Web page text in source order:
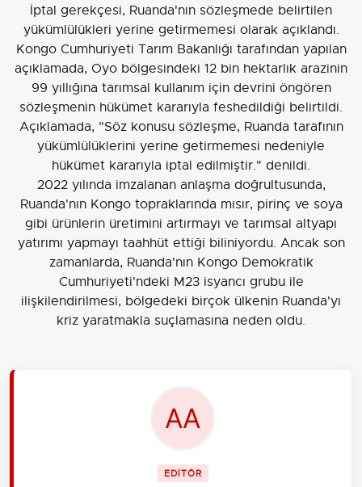
İptal gerekçesi, Ruanda'nın sözleşmede belirtilen
yükümlülükleri yerine getirmemesi olarak açıklandı.
Kongo Cumhuriyeti Tarım Bakanlığı tarafından yapılan
açıklamada, Oyo bölgesindeki 12 bin hektarlık arazinin
99 yıllığına tarımsal kullanım için devrini öngören
sözleşmenin hükümet kararıyla feshedildiği belirtildi.
Açıklamada, "Söz konusu sözleşme, Ruanda tarafının
yükümlülüklerini yerine getirmemesi nedeniyle
hükümet kararıyla iptal edilmiştir." denildi.
2022 yılında imzalanan anlaşma doğrultusunda,
Ruanda'nın Kongo topraklarında mısır, pirinç ve soya
gibi ürünlerin üretimini artırmayı ve tarımsal altyapı
yatırımı yapmayı taahhüt ettiği biliniyordu. Ancak son
zamanlarda, Ruanda'nın Kongo Demokratik
Cumhuriyeti'ndeki M23 isyancı grubu ile
ilişkilendirilmesi, bölgedeki birçok ülkenin Ruanda'yı
kriz yaratmakla suçlamasına neden oldu.
EDİTÖR